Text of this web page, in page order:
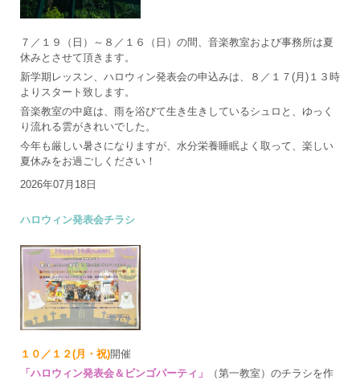
７／１９（日）～８／１６（日）の間、音楽教室および事務所は夏
休みとさせて頂きます。
新学期レッスン、ハロウィン発表会の申込みは、８／１７(月)１３時
よりスタート致します。
音楽教室の中庭は、雨を浴びて生き生きしているシュロと、ゆっく
り流れる雲がきれいでした。
今年も厳しい暑さになりますが、水分栄養睡眠よく取って、楽しい
夏休みをお過ごしください！
2026年07月18日
ハロウィン発表会チラシ
１０／１２(月・祝)開催
「ハロウィン発表会＆ビンゴパーティ」
（第一教室）のチラシを作